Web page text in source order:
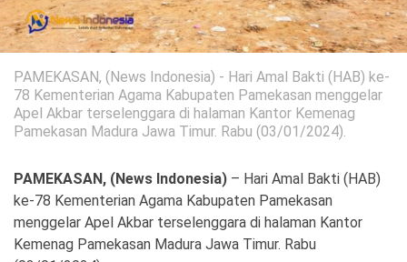
Iptek
Pendidikan Ilmiah
Teknologi
SosBud
Sosial Budaya
Wisata
Ekonomi
PAMEKASAN, (News Indonesia) - Hari Amal Bakti (HAB) ke-
78 Kementerian Agama Kabupaten Pamekasan menggelar
Apel Akbar terselenggara di halaman Kantor Kemenag
Pamekasan Madura Jawa Timur. Rabu (03/01/2024).
PAMEKASAN, (News Indonesia) – Hari Amal Bakti (HAB)
ke-78 Kementerian Agama Kabupaten Pamekasan
menggelar Apel Akbar terselenggara di halaman Kantor
Kemenag Pamekasan Madura Jawa Timur. Rabu